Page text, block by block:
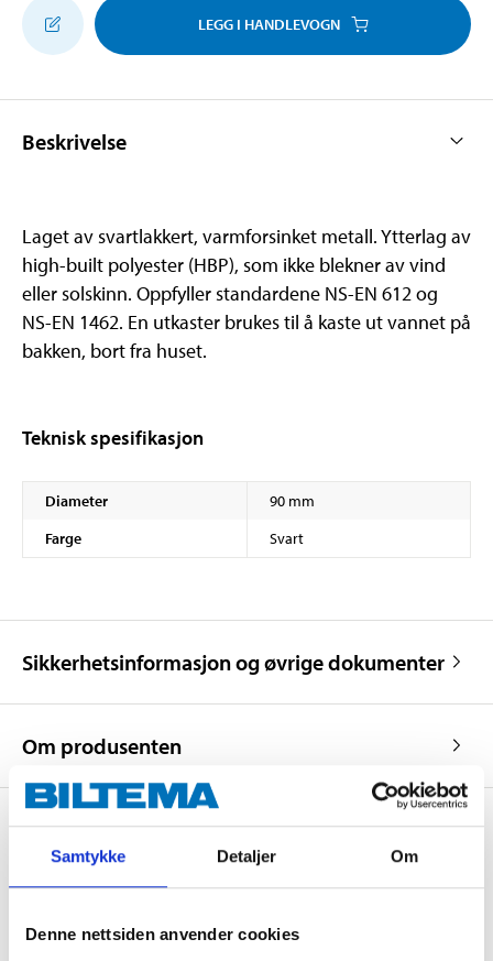
Samtykke Detaljer Om
Denne nettsiden anvender cookies
LEGG I HANDLEVOGN
Beskrivelse
Laget av svartlakkert, varmforsinket metall. Ytterlag av
high-built polyester (HBP), som ikke blekner av vind
eller solskinn. Oppfyller standardene NS-EN 612 og
NS-EN 1462. En utkaster brukes til å kaste ut vannet på
bakken, bort fra huset.
Teknisk spesifikasjon
Diameter
90 mm
Farge
Svart
Sikkerhetsinformasjon og øvrige dokumenter
Om produsenten
Kjøp & Hent
LES MER